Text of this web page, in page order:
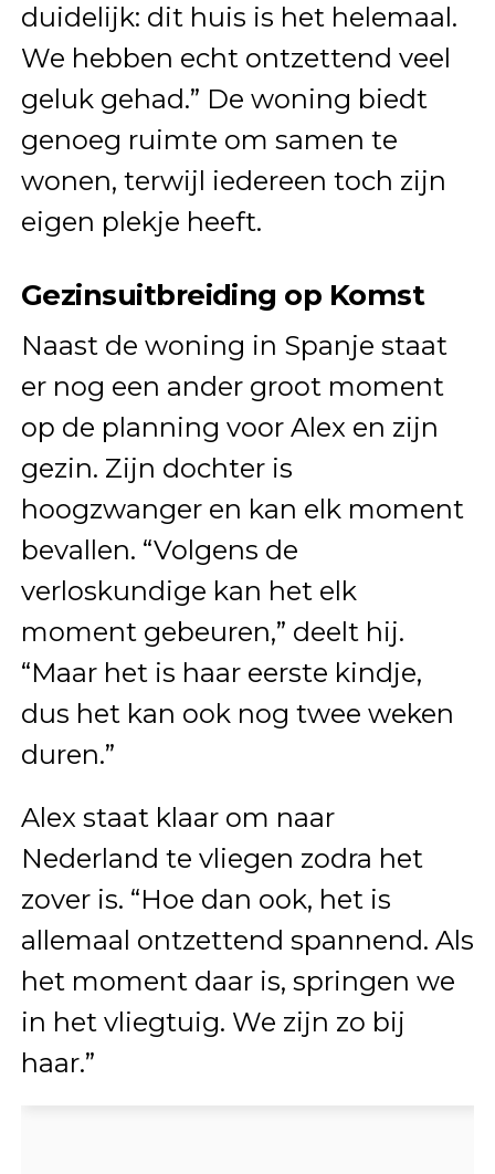
duidelijk: dit huis is het helemaal.
We hebben echt ontzettend veel
geluk gehad.” De woning biedt
genoeg ruimte om samen te
wonen, terwijl iedereen toch zijn
eigen plekje heeft.
Gezinsuitbreiding op Komst
Naast de woning in Spanje staat
er nog een ander groot moment
op de planning voor Alex en zijn
gezin. Zijn dochter is
hoogzwanger en kan elk moment
bevallen. “Volgens de
verloskundige kan het elk
moment gebeuren,” deelt hij.
“Maar het is haar eerste kindje,
dus het kan ook nog twee weken
duren.”
Alex staat klaar om naar
Nederland te vliegen zodra het
zover is. “Hoe dan ook, het is
allemaal ontzettend spannend. Als
het moment daar is, springen we
in het vliegtuig. We zijn zo bij
haar.”